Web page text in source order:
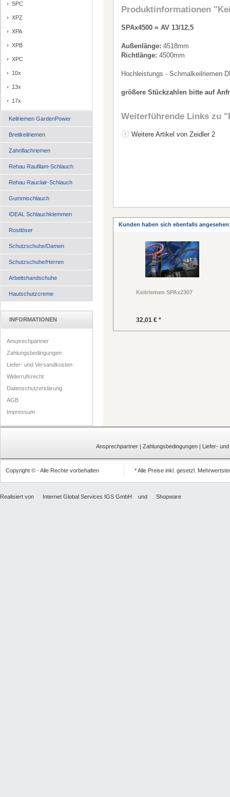
SPC
XPZ
XPA
XPB
XPC
10x
13x
17x
Keilriemen GardenPower
Breitkeilriemen
Zahnflachriemen
Rehau Raufilam-Schlauch
Rehau Rauclair-Schlauch
Gummischlauch
IDEAL Schlauchklemmen
Rostlöser
Schutzschuhe/Damen
Schutzschuhe/Herren
Arbeitshandschuhe
Hautschutzcreme
INFORMATIONEN
Ansprechpartner
Zahlungsbedingungen
Liefer- und Versandkosten
Widerrufsrecht
Datenschutzerklärung
AGB
Impressum
Produktinformationen
SPAx4500 = AV 13/12,5
Außenlänge: 4518mm
Richtlänge: 4500mm
Hochleistungs - Schmalkeilriemen
größere Stückzahlen bitte auf
Weiterführende Links zu
Weitere Artikel von Zeidler 2
Kunden haben sich ebenfalls
Keilriemen SPAx2307
32,01 € *
Ansprechpartner | Zahlungsbedingungen | Liefer-
Copyright © - Alle Rechte vorbehalten * Alle Preise inkl. gesetzl.
Realisiert von Internet Global Services IGS GmbH und Shopware